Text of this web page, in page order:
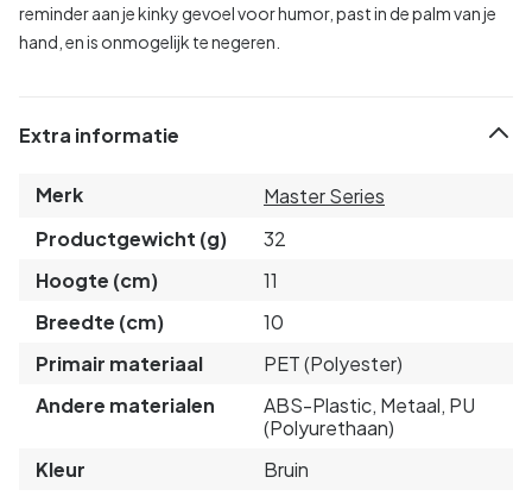
reminder aan je kinky gevoel voor humor, past in de palm van je
hand, en is onmogelijk te negeren.
Extra informatie
Merk
Master Series
Productgewicht (g)
32
Hoogte (cm)
11
Breedte (cm)
10
Primair materiaal
PET (Polyester)
Andere materialen
ABS-Plastic, Metaal, PU
(Polyurethaan)
Kleur
Bruin